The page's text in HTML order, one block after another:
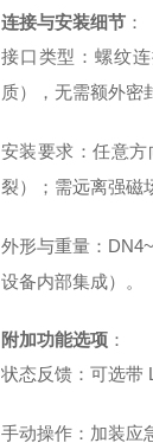
连接与安装细节：
接口类型：螺纹
质），无需额外密
安装要求：任意
裂）；需远离强磁
外形与重量：
设备内部集成）。
附加功能选项：
状态反馈：可选带
手动操作：加装应